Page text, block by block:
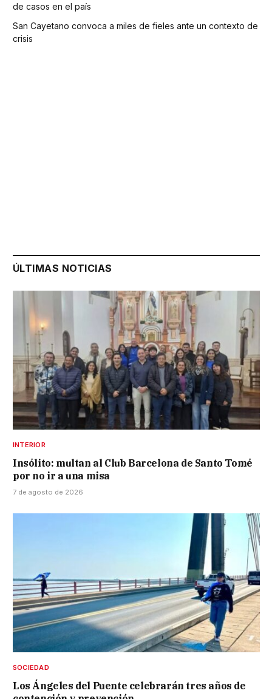
de casos en el país
San Cayetano convoca a miles de fieles ante un contexto de
crisis
ÚLTIMAS NOTICIAS
INTERIOR
Insólito: multan al Club Barcelona de Santo Tomé
por no ir a una misa
7 de agosto de 2026
SOCIEDAD
Los Ángeles del Puente celebrarán tres años de